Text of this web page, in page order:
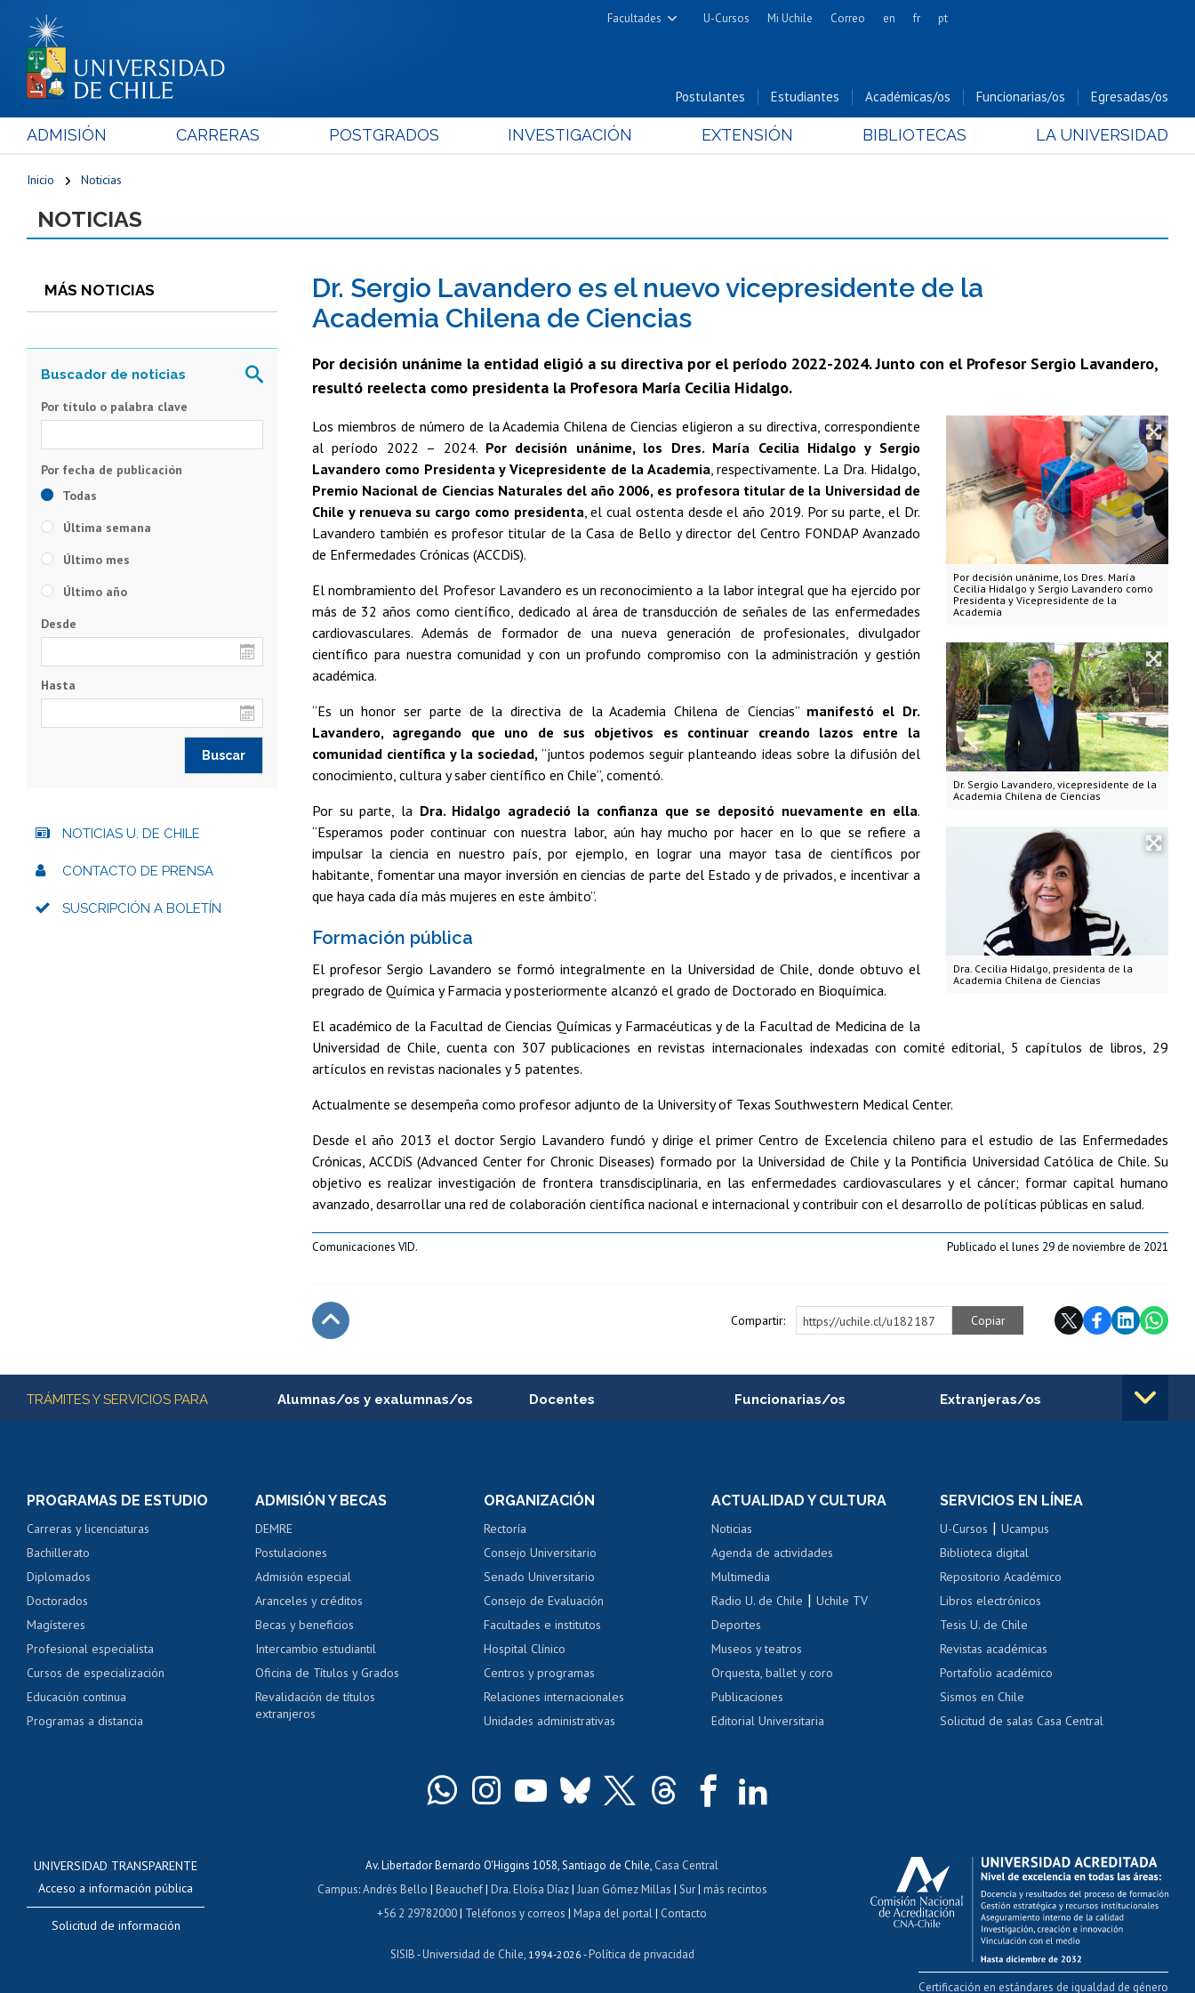
Facultades
Cs. Físicas y Matemáticas
Cs. Forestales y Conservación
Cs. Químicas y Farmacéuticas
Cs. Sociales
Estudios Avanzados en Educación
Estudios Internacionales
Nutrición y Tecnología de
U-Cursos Mi Uchile Correo en fr pt
Postulantes Estudiantes Académicas/os Funcionarias/os Egresadas/os
ADMISIÓN CARRERAS POSTGRADOS INVESTIGACIÓN EXTENSIÓN BIBLIOTECAS LA UNIVERSIDAD
Inicio Noticias
NOTICIAS
MÁS NOTICIAS
Dr. Sergio Lavandero es el nuevo vicepresidente de la
Academia Chilena de Ciencias
Por decisión unánime la entidad eligió a su directiva por el período 2022-2024. Junto con el Profesor Sergio Lavandero,
resultó reelecta como presidenta la Profesora María Cecilia Hidalgo.
Por decisión unánime, los Dres. María
Cecilia Hidalgo y Sergio Lavandero como
Presidenta y Vicepresidente de la
Academia
Dr. Sergio Lavandero, vicepresidente de la
Academia Chilena de Ciencias
Dra. Cecilia Hidalgo, presidenta de la
Academia Chilena de Ciencias
Los miembros de número de la Academia Chilena de Ciencias eligieron a su directiva, correspondiente
al período 2022 – 2024. Por decisión unánime, los Dres. María Cecilia Hidalgo y Sergio
Lavandero como Presidenta y Vicepresidente de la Academia , respectivamente. La Dra. Hidalgo,
Premio Nacional de Ciencias Naturales del año 2006, es profesora titular de la Universidad de
Chile y renueva su cargo como presidenta , el cual ostenta desde el año 2019. Por su parte, el Dr.
Lavandero también es profesor titular de la Casa de Bello y director del Centro FONDAP Avanzado
de Enfermedades Crónicas (ACCDiS).
El nombramiento del Profesor Lavandero es un reconocimiento a la labor integral que ha ejercido por
más de 32 años como científico, dedicado al área de transducción de señales de las enfermedades
cardiovasculares. Además de formador de una nueva generación de profesionales, divulgador
científico para nuestra comunidad y con un profundo compromiso con la administración y gestión
académica.
“Es un honor ser parte de la directiva de la Academia Chilena de Ciencias” manifestó el Dr.
Lavandero, agregando que uno de sus objetivos es continuar creando lazos entre la
comunidad científica y la sociedad, “juntos podemos seguir planteando ideas sobre la difusión del
conocimiento, cultura y saber científico en Chile”, comentó.
Por su parte, la Dra. Hidalgo agradeció la confianza que se depositó nuevamente en ella.
“Esperamos poder continuar con nuestra labor, aún hay mucho por hacer en lo que se refiere a
impulsar la ciencia en nuestro país, por ejemplo, en lograr una mayor tasa de científicos por
habitante, fomentar una mayor inversión en ciencias de parte del Estado y de privados, e incentivar a
que haya cada día más mujeres en este ámbito”.
Formación pública
El profesor Sergio Lavandero se formó integralmente en la Universidad de Chile, donde obtuvo el
pregrado de Química y Farmacia y posteriormente alcanzó el grado de Doctorado en Bioquímica.
El académico de la Facultad de Ciencias Químicas y Farmacéuticas y de la Facultad de Medicina de la
Universidad de Chile, cuenta con 307 publicaciones en revistas internacionales indexadas con comité editorial, 5 capítulos de libros, 29
artículos en revistas nacionales y 5 patentes.
Actualmente se desempeña como profesor adjunto de la University of Texas Southwestern Medical Center.
Desde el año 2013 el doctor Sergio Lavandero fundó y dirige el primer Centro de Excelencia chileno para el estudio de las Enfermedades
Crónicas, ACCDiS (Advanced Center for Chronic Diseases) formado por la Universidad de Chile y la Pontificia Universidad Católica de Chile. Su
objetivo es realizar investigación de frontera transdisciplinaria, en las enfermedades cardiovasculares y el cáncer; formar capital humano
avanzado, desarrollar una red de colaboración científica nacional e internacional y contribuir con el desarrollo de políticas públicas en salud.
Comunicaciones VID. Publicado el lunes 29 de noviembre de 2021
Compartir: https://uchile.cl/u182187 Copiar
Por título o palabra clave
Todas
Última semana
Último mes
Último año
Desde
Hasta
NOTICIAS U. DE CHILE
CONTACTO DE PRENSA
SUSCRIPCIÓN A BOLETÍN
Más información
TRÁMITES Y SERVICIOS PARA Alumnas/os y exalumnas/os
Consulta y certificado de notas
Servicio médico y dental
Pago de arancel y crédito alumnos
Pago de arancel y crédito exalumnos
Certificado de títulos y grados
Docentes
Perfeccionamiento
Evaluación docente
Calificación académica
Postulación al AUCAI
Funcionarias/os
Portal de movilidad interna
Certificado de renta
Certificado de renta
Gestión de correo uchile
Extranjeras/os
Movilidad Estudiantil
Cursos de español
Acoso laboral, sexual y violencia
PROGRAMAS DE ESTUDIO
Carreras y licenciaturas
Bachillerato
Diplomados
Doctorados
Magísteres
Profesional especialista
Cursos de especialización
Educación continua
Programas a distancia
ADMISIÓN Y BECAS
DEMRE
Postulaciones
Admisión especial
Aranceles y créditos
Becas y beneficios
Intercambio estudiantil
Oficina de Títulos y Grados
Revalidación de títulos
extranjeros
ORGANIZACIÓN
Rectoría
Consejo Universitario
Senado Universitario
Consejo de Evaluación
Facultades e institutos
Hospital Clínico
Centros y programas
Relaciones internacionales
Unidades administrativas
ACTUALIDAD Y CULTURA
Noticias
Agenda de actividades
Multimedia
Radio U. de Chile |Uchile TV
Deportes
Museos y teatros
Orquesta, ballet y coro
Publicaciones
Editorial Universitaria
SERVICIOS EN LÍNEA
U-Cursos |Ucampus
Biblioteca digital
Repositorio Académico
Libros electrónicos
Tesis U. de Chile
Revistas académicas
Portafolio académico
Sismos en Chile
Solicitud de salas Casa Central
UNIVERSIDAD TRANSPARENTE
Acceso a información pública
Solicitud de información
Av. Libertador Bernardo O'Higgins 1058, Santiago de Chile, Casa Central
Campus:Andrés Bello | Beauchef| Dra. Eloísa Díaz| Juan Gómez Millas | Sur| más recintos
+56 2 29782000| Teléfonos y correos |Mapa del portal| Contacto
SISIB -Universidad de Chile, 1994-2026 -Política de privacidad
Certificación en estándares de igualdad de género